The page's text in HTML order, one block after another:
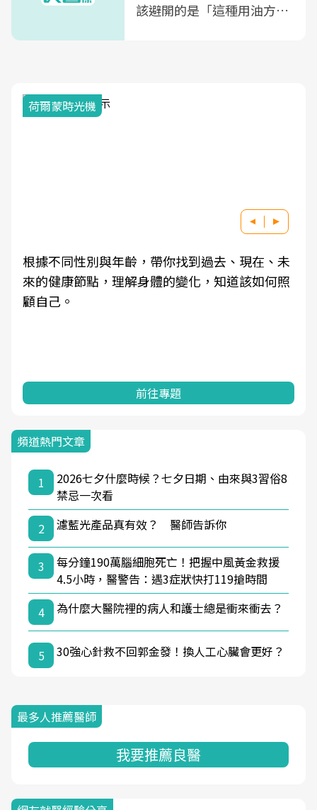
該避開的是「這種用油方
荷爾蒙時光機
根據不同性別與年齡，帶你找到過去、現在、未
來的健康節點，理解身體的變化，知道該如何照
顧自己。
前往專題
頻道熱門文章
1
2026七夕什麼時候？七夕日期、由來與3習俗8
禁忌一次看
2
濾藍光產品真有效？ 醫師告訴你
3
每分鐘190萬腦細胞死亡！把握中風黃金救援
4.5小時，醫警告：遇3症狀快打119搶時間
4
為什麼大醫院裡的病人和護士總是衝來衝去？
5 30強心針救不回郭金發！換人工心臟會更好？
最多人推薦醫師
我要推薦良醫